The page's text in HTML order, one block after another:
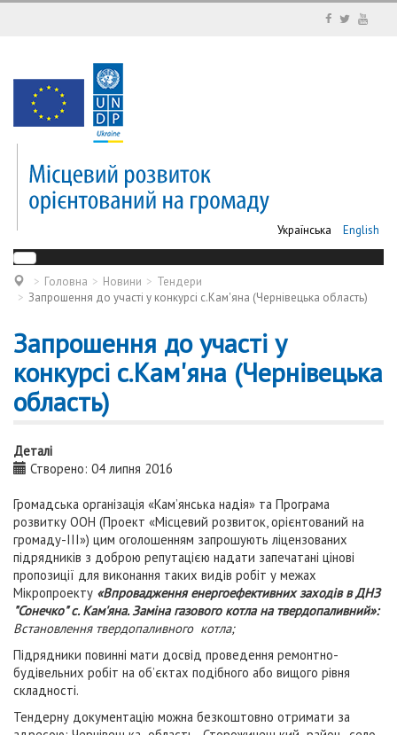
Українська English
Головна Новини
Тендери
Запрошення до участі у конкурсі c.Кам'яна (Чернівецька область)
Запрошення до участі у
конкурсі c.Кам'яна (Чернівецька
область)
Деталі
Створено: 04 липня 2016
Громадська організація «Кам’янська надія» та Програма
розвитку ООН (Проект «Місцевий розвиток, орієнтований на
громаду-ІІІ») цим оголошенням запрошують ліцензованих
підрядників з доброю репутацією надати запечатані цінові
пропозиції для виконання таких видів робіт у межах
Мікропроекту «Впровадження енергоефективних заходів в ДНЗ
"Сонечко" с. Кам'яна. Заміна газового котла на твердопаливний»:
Встановлення твердопаливного котла;
Підрядники повинні мати досвід проведення ремонтно-
будівельних робіт на об’єктах подібного або вищого рівня
складності.
Тендерну документацію можна безкоштовно отримати за